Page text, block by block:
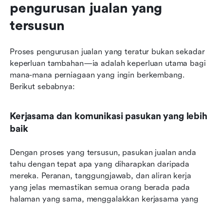
pengurusan jualan yang
tersusun
Proses pengurusan jualan yang teratur bukan sekadar
keperluan tambahan—ia adalah keperluan utama bagi
mana-mana perniagaan yang ingin berkembang.
Berikut sebabnya:
Kerjasama dan komunikasi pasukan yang lebih
baik
Dengan proses yang tersusun, pasukan jualan anda
tahu dengan tepat apa yang diharapkan daripada
mereka. Peranan, tanggungjawab, dan aliran kerja
yang jelas memastikan semua orang berada pada
halaman yang sama, menggalakkan kerjasama yang